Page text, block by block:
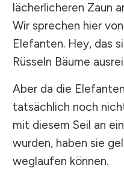
lächerlicheren Zaun
Wir sprechen hier
Elefanten. Hey, das
Rüsseln Bäume
Aber da die
tatsächlich noch
mit diesem Seil an
wurden, haben sie
weglaufen können.